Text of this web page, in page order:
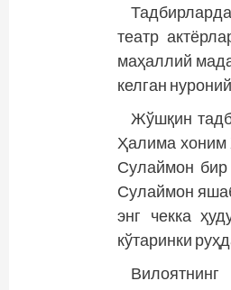
театр
маҳаллий
келган
Жўшқин
Ҳалима хоним
Сулаймон бир
Сулаймон
энг чекка
кўтаринки